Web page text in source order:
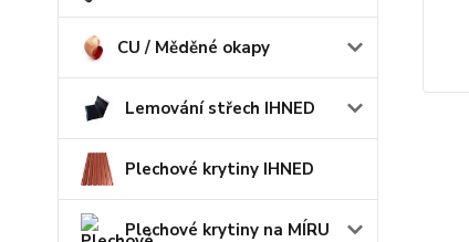
CU / Měděné okapy
Lemování střech IHNED
Plechové krytiny IHNED
Plechové krytiny na MÍRU